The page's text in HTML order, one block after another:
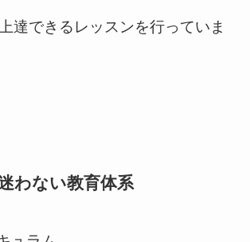
達できるレッスンを行っていま
わない教育体系